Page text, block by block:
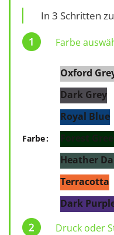
In 3 Schritten
Farbe
Farbe
Oxford
Dark Grey
Royal Blue
Forest
Heather
Terracotta
Dark
Druck oder